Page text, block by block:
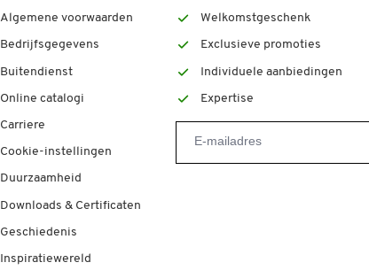
Algemene voorwaarden
Bedrijfsgegevens
Buitendienst
Online catalogi
Carriere
Cookie-instellingen
Duurzaamheid
Downloads & Certificaten
Geschiedenis
Inspiratiewereld
Welkomstgeschenk
Exclusieve promoties
Individuele aanbiedingen
Expertise